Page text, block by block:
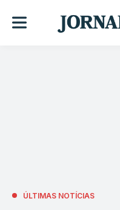
ÚLTIMAS NOTÍCIAS